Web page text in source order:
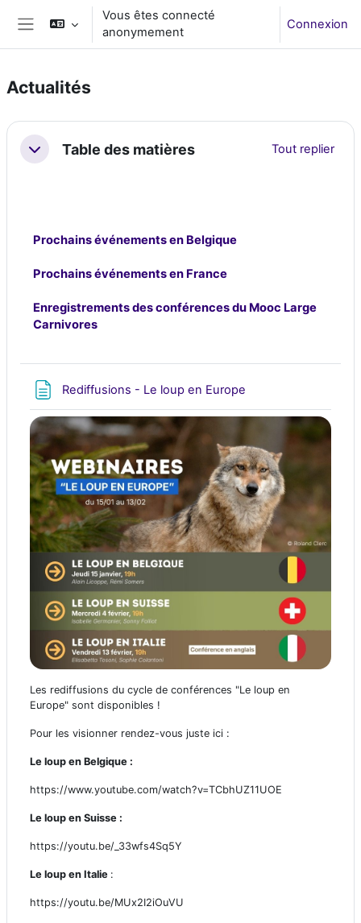
Passer au contenu principal
Panneau latéral
Vous êtes connecté
anonymement
Connexion
Actualités
Résumé de section
ReplierTable des matières Tout replier
Prochains événements en Belgique
Prochains événements en France
Enregistrements des conférencesdu Mooc Large
Carnivores
Rediffusions - Le loup en Europe
Les rediffusions du cycle de conférences "Le loup en
Europe" sont disponibles !
Pour les visionner rendez-vous juste ici :
Le loup en Belgique :
https://www.youtube.com/watch?v=TCbhUZ11UOE
Le loup en Suisse :
https://youtu.be/_33wfs4Sq5Y
Le loup en Italie :
https://youtu.be/MUx2I2iOuVU